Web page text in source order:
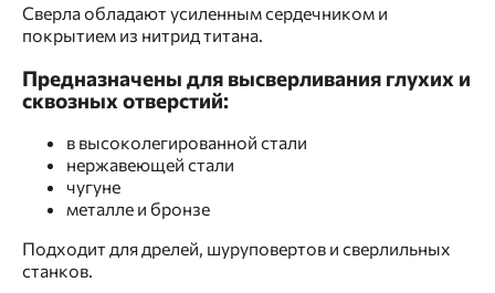
Сверла обладают усиленным сердечником и
покрытием из нитрид титана.
Предназначены для высверливания глухих и
сквозных отверстий:
в высоколегированной стали
нержавеющей стали
чугуне
металле и бронзе
Подходит для дрелей, шуруповертов и сверлильных
станков.